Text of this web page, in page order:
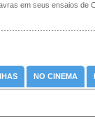
em seus ensaios de
NO CINEMA